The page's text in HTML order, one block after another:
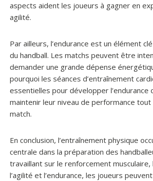
aspects aident les joueurs à gagner en
agilité.
Par ailleurs, l’endurance est un élément
du handball. Les matchs peuvent être
demander une grande dépense
pourquoi les séances d’entraînement
essentielles pour développer l’endurance
maintenir leur niveau de performance tout
match.
En conclusion, l’entraînement physique
centrale dans la préparation des
travaillant sur le renforcement musculaire,
l’agilité et l’endurance, les joueurs